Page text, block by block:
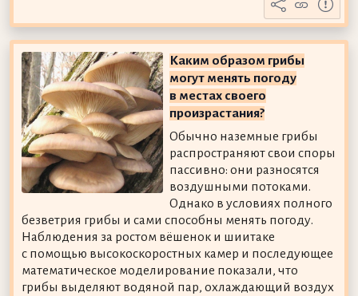
Каким образом грибы
могут менять погоду
в местах своего
произрастания?
Обычно наземные грибы
распространяют свои споры
пассивно: они разносятся
воздушными потоками.
Однако в условиях полного
безветрия грибы и сами способны менять погоду.
Наблюдения за ростом вёшенок и шиитаке
с помощью высокоскоростных камер и последующее
математическое моделирование показали, что
грибы выделяют водяной пар, охлаждающий воздух